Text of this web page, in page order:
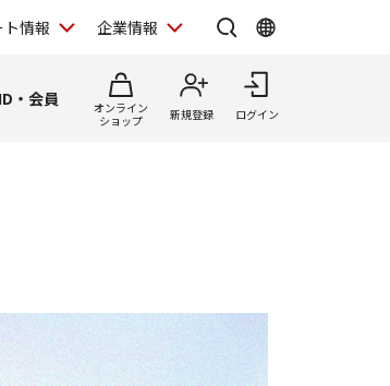
情報 企業情報
ID・会員
オンライン
ショップ
新規登録 ログイン